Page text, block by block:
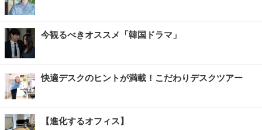
今観るべきオススメ「韓国ドラマ」
快適デスクのヒントが満載！こだわりデスクツアー
【進化するオフィス】